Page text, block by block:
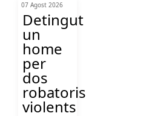
07 Agost 2026
Detingut
un
home
per
dos
robatoris
violents